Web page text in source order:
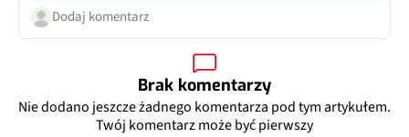
Dodaj komentarz
Brak komentarzy
Nie dodano jeszcze żadnego komentarza pod tym artykułem.
Twój komentarz może być pierwszy